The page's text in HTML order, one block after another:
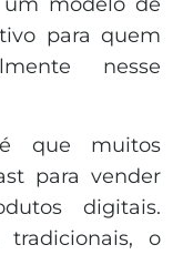
para quem
nesse
que muitos
para vender
digitais.
o